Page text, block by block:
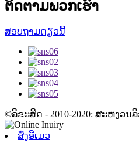
ຕິດ​ຕາມ​ພວກ​ເຮົາ
ສອບຖາມດຽວນີ້
©ລິຂະສິດ - 2010-2020: ສະຫງວ
ສົ່ງອີເມວ